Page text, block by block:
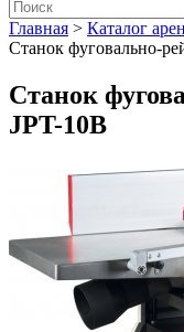
Главная > Каталог
Станок фуговально-
Станок
JPT-10B